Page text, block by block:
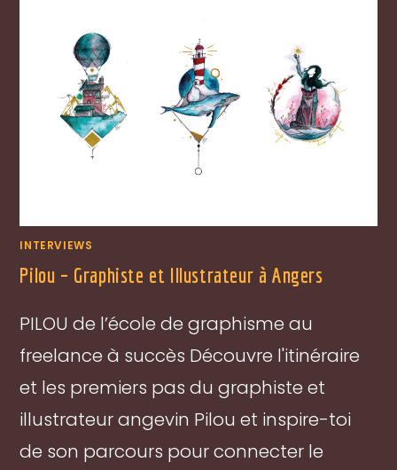
INTERVIEWS
Pilou – Graphiste et Illustrateur à Angers
PILOU de l’école de graphisme au
freelance à succès Découvre l'itinéraire
et les premiers pas du graphiste et
illustrateur angevin Pilou et inspire-toi
de son parcours pour connecter le